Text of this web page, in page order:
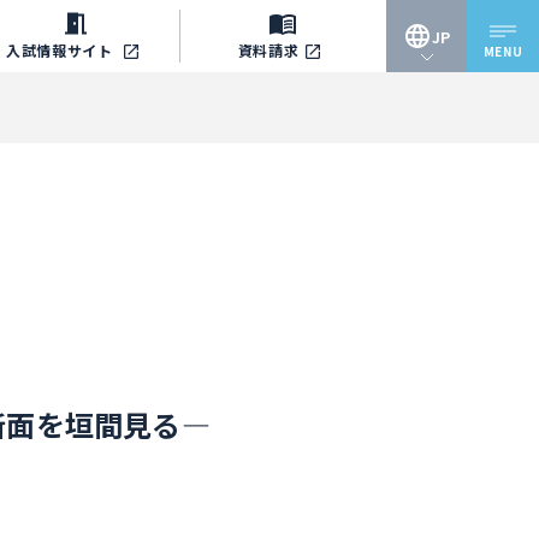
入試情報サイト 資料請求
JP
MENU
面を垣間見る―